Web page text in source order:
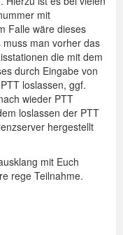
mit
Falle wäre dieses
man vorher das
die mit dem
durch Eingabe von
loslassen, ggf.
wieder PTT
loslassen der PTT
hergestellt
mit Euch
rege Teilnahme.